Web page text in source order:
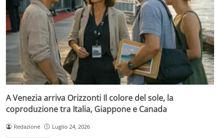
A Venezia arriva Orizzonti Il colore del sole, la
coproduzione tra Italia, Giappone e Canada
Redazione Luglio 24, 2026